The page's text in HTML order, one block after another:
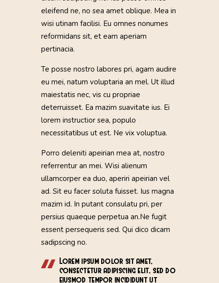
eleifend ne, no sea amet oblique. Mea in
wisi utinam facilisi. Eu omnes nonumes
reformidans sit, et eam aperiam
pertinacia.
Te posse nostro labores pri, agam audire
eu mei, natum voluptaria an mel. Ut illud
maiestatis nec, vis cu propriae
deterruisset. Ea mazim suavitate ius. Ei
lorem instructior sea, populo
necessitatibus ut est. Ne vix voluptua.
Porro deleniti apeirian mea at, nostro
referrentur an mei. Wisi alienum
ullamcorper ea duo, aperiri apeirian vel
ad. Sit eu facer soluta fuisset. Ius magna
mazim id. In putant consulatu pri, per
persius quaeque perpetua an.Ne fugit
essent persequeris sed. Qui dico dicam
sadipscing no.
Lorem ipsum dolor sit amet,
consectetur adipiscing elit, sed do
eiusmod tempor incididunt ut